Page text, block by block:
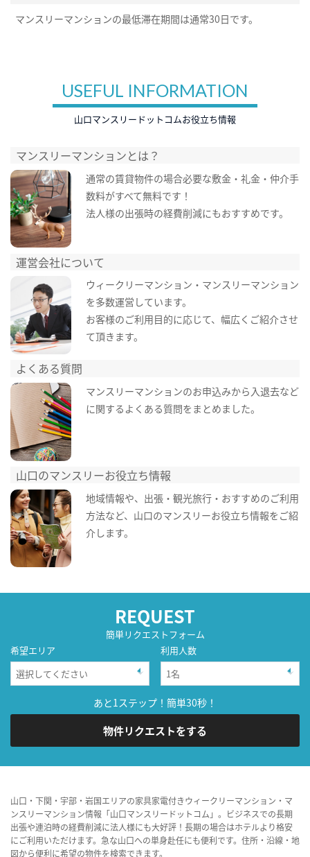
マンスリーマンションの最低滞在期間は通常30日です。
USEFUL INFORMATION
山口マンスリードットコムお役立ち情報
マンスリーマンションとは？
通常の賃貸物件の場合必要な敷金・礼金・仲介手
数料がすべて無料です！
法人様の出張時の経費削減にもおすすめです。
運営会社について
ウィークリーマンション・マンスリーマンション
を多数運営しています。
お客様のご利用目的に応じて、幅広くご紹介させ
て頂きます。
よくある質問
マンスリーマンションのお申込みから入退去など
に関するよくある質問をまとめました。
山口のマンスリーお役立ち情報
地域情報や、出張・観光旅行・おすすめのご利用
方法など、山口のマンスリーお役立ち情報をご紹
介します。
REQUEST
簡単リクエストフォーム
希望エリア
利用人数
あと1ステップ！簡単30秒！
物件リクエストをする
山口・下関・宇部・岩国エリアの家具家電付きウィークリーマンション・マ
ンスリーマンション情報「山口マンスリードットコム」。ビジネスでの長期
出張や連泊時の経費削減に法人様にも大好評！長期の場合はホテルより格安
にご利用いただけます。急な山口への単身赴任にも便利です。住所・沿線・地
図から便利に希望の物件を検索できます。